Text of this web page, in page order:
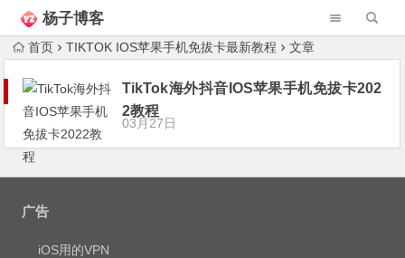
杨子博客
首页 TIKTOK IOS苹果手机免拔卡最新教程 文章
TikTok海外抖音IOS苹果手机免拔卡202
2教程
03月27日
广告
iOS用的VPN